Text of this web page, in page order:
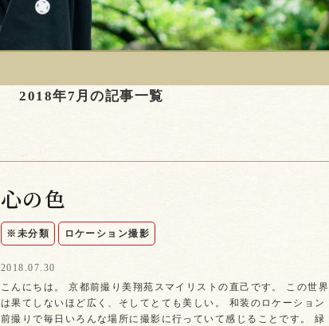
2018年7月の記事一覧
心の色
※未分類 ロケーション撮影
2018.07.30
こんにちは。 京都前撮り美翔苑スマイリストの直己です。 この世界
は果てしないほど広く、そしてとても美しい。 和装のロケーション
前撮りで毎日いろんな場所に撮影に行っていて感じることです。 緑